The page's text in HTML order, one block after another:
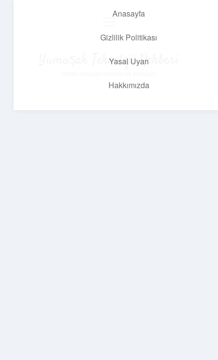
Anasayfa
Gizlilik Politikası
Yasal Uyarı
Hakkımızda
Yumuşak Teknoloji Rehberi